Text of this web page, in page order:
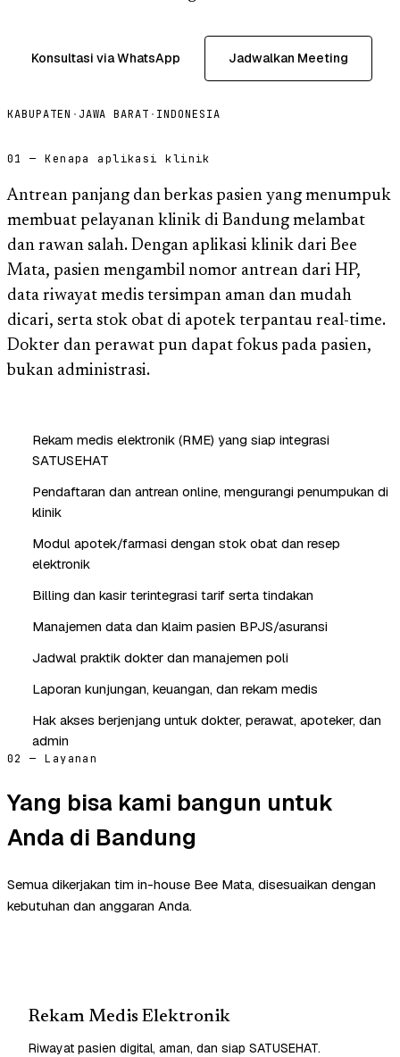
Konsultasi via WhatsApp Jadwalkan Meeting
KABUPATEN · JAWA BARAT · INDONESIA
01 — Kenapa aplikasi klinik
Antrean panjang dan berkas pasien yang menumpuk
membuat pelayanan klinik di Bandung melambat
dan rawan salah. Dengan aplikasi klinik dari Bee
Mata, pasien mengambil nomor antrean dari HP,
data riwayat medis tersimpan aman dan mudah
dicari, serta stok obat di apotek terpantau real-time.
Dokter dan perawat pun dapat fokus pada pasien,
bukan administrasi.
Rekam medis elektronik (RME) yang siap integrasi
SATUSEHAT
Pendaftaran dan antrean online, mengurangi penumpukan di
klinik
Modul apotek/farmasi dengan stok obat dan resep
elektronik
Billing dan kasir terintegrasi tarif serta tindakan
Manajemen data dan klaim pasien BPJS/asuransi
Jadwal praktik dokter dan manajemen poli
Laporan kunjungan, keuangan, dan rekam medis
Hak akses berjenjang untuk dokter, perawat, apoteker, dan
admin
02 — Layanan
Yang bisa kami bangun untuk
Anda di Bandung
Semua dikerjakan tim in-house Bee Mata, disesuaikan dengan
kebutuhan dan anggaran Anda.
Rekam Medis Elektronik
Riwayat pasien digital, aman, dan siap SATUSEHAT.